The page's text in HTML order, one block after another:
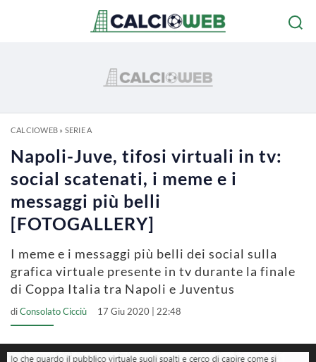
CALCIOWEB» SERIE A
Napoli-Juve, tifosi virtuali in tv:
social scatenati, i meme e i
messaggi più belli
[FOTOGALLERY]
I meme e i messaggi più belli dei social sulla
grafica virtuale presente in tv durante la finale
di Coppa Italia tra Napoli e Juventus
diConsolato Cicciù 17 Giu 2020 | 22:48